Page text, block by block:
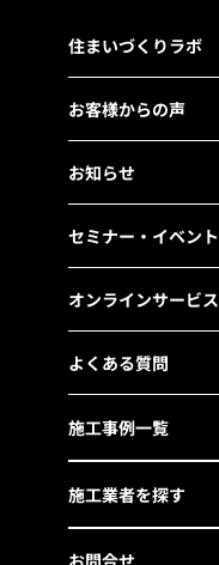
住まいづくりラボ
お客様からの声
お知らせ
セミナー・イベント
オンラインサービス
よくある質問
施工事例一覧
施工業者を探す